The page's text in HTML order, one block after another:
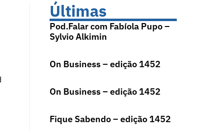
Últimas
Pod.Falar com Fabíola Pupo –
Sylvio Alkimin
On Business – edição 1452
On Business – edição 1452
Fique Sabendo – edição 1452